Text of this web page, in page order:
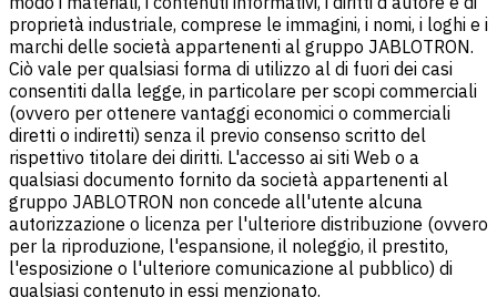
proprietà industriale, comprese le immagini, i nomi, i loghi e i
marchi delle società appartenenti al gruppo JABLOTRON.
Ciò vale per qualsiasi forma di utilizzo al di fuori dei casi
consentiti dalla legge, in particolare per scopi commerciali
(ovvero per ottenere vantaggi economici o commerciali
diretti o indiretti) senza il previo consenso scritto del
rispettivo titolare dei diritti. L'accesso ai siti Web o a
qualsiasi documento fornito da società appartenenti al
gruppo JABLOTRON non concede all'utente alcuna
autorizzazione o licenza per l'ulteriore distribuzione (ovvero
per la riproduzione, l'espansione, il noleggio, il prestito,
l'esposizione o l'ulteriore comunicazione al pubblico) di
qualsiasi contenuto in essi menzionato.